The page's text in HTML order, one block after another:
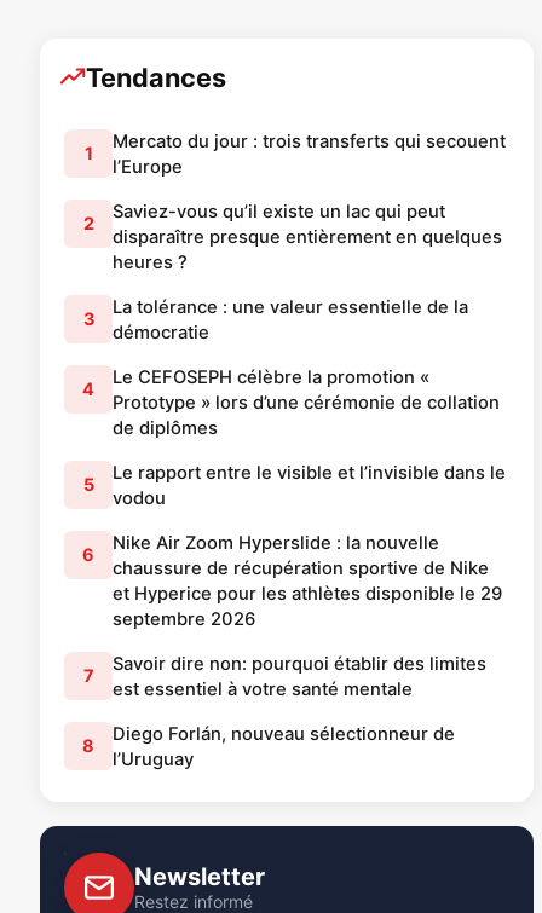
Tendances
1
Mercato du jour : trois transferts qui secouent
l’Europe
2
Saviez-vous qu’il existe un lac qui peut
disparaître presque entièrement en quelques
heures ?
3
La tolérance : une valeur essentielle de la
démocratie
4
Le CEFOSEPH célèbre la promotion «
Prototype » lors d’une cérémonie de collation
de diplômes
5
Le rapport entre le visible et l’invisible dans le
vodou
6
Nike Air Zoom Hyperslide : la nouvelle
chaussure de récupération sportive de Nike
et Hyperice pour les athlètes disponible le 29
septembre 2026
7
Savoir dire non: pourquoi établir des limites
est essentiel à votre santé mentale
8
Diego Forlán, nouveau sélectionneur de
l’Uruguay
Newsletter
Restez informé